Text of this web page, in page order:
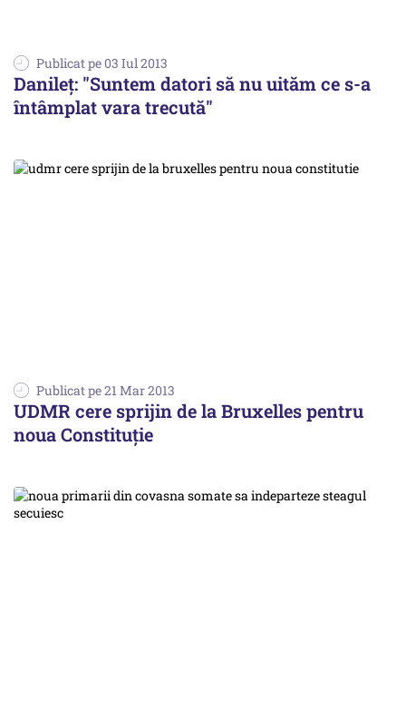
Publicat pe 03 Iul 2013
Danileț: "Suntem datori să nu uităm ce s-a
întâmplat vara trecută"
Publicat pe 21 Mar 2013
UDMR cere sprijin de la Bruxelles pentru
noua Constituție